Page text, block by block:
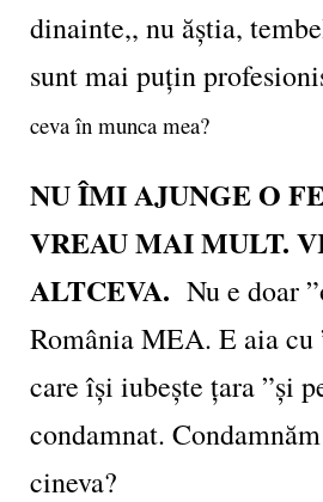
dinainte,, nu ăștia,
sunt mai puțin
ceva în munca mea?
NU ÎMI AJUNGE O
VREAU MAI MULT.
ALTCEVA. Nu e doar
România MEA. E aia
care își iubește țara ”și
condamnat.
cineva?